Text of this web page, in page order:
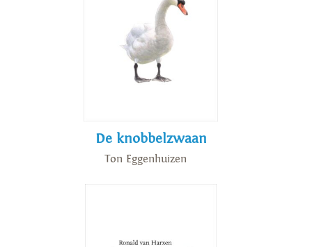
De knobbelzwaan
Ton Eggenhuizen